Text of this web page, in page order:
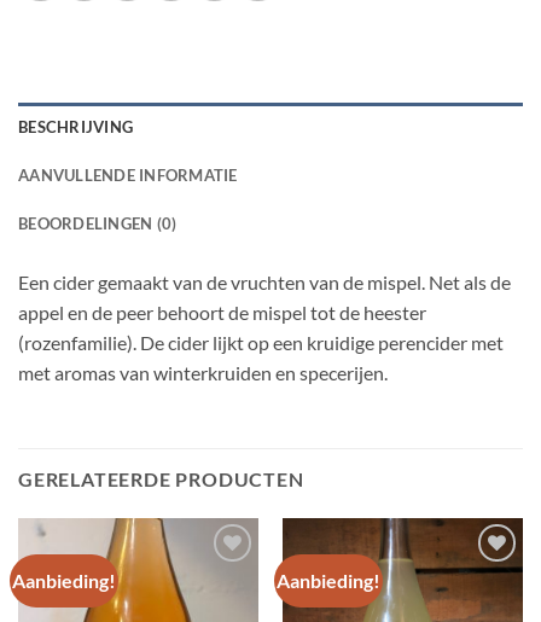
BESCHRIJVING
AANVULLENDE INFORMATIE
BEOORDELINGEN (0)
Een cider gemaakt van de vruchten van de mispel. Net als de
appel en de peer behoort de mispel tot de heester
(rozenfamilie). De cider lijkt op een kruidige perencider met
met aromas van winterkruiden en specerijen.
GERELATEERDE PRODUCTEN
Aanbieding!
wensenlijst
Aanbieding!
Voeg toe
aan
wensenlijst